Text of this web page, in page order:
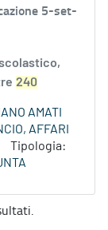
5-set-
240
AMATI
AFFARI
Tipologia: